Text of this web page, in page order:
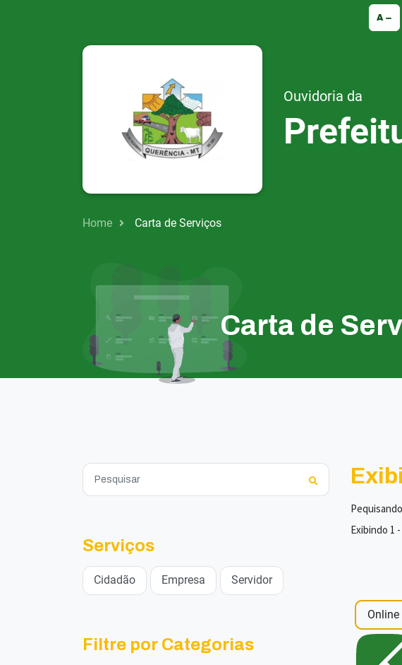
A
Ouvidoria da
Home Carta de Serviços
Carta de
Serviços
Cidadão Empresa Servidor
Filtre por Categorias
Exibindo 1
Online